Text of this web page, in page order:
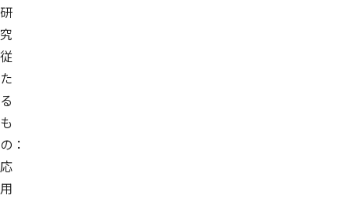
研
究
従
た
る
も
の：
応
用